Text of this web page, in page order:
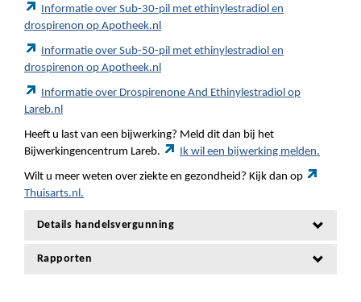
Informatie over Sub-30-pil met ethinylestradiol en
drospirenon op Apotheek.nl
Informatie over Sub-50-pil met ethinylestradiol en
drospirenon op Apotheek.nl
Informatie over Drospirenone And Ethinylestradiol op
Lareb.nl
Heeft u last van een bijwerking? Meld dit dan bij het
Bijwerkingencentrum Lareb.
Ik wil een bijwerking melden.
Wilt u meer weten over ziekte en gezondheid? Kijk dan op
Thuisarts.nl.
Details handelsvergunning
Rapporten